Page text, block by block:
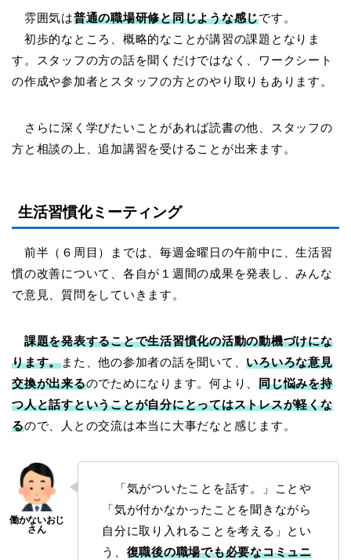
雰囲気は普通の職場研修と同じような感じです。
初歩的なところ、概略的なことが講習の課題となりま
す。スタッフの方の話を聞くだけではなく、ワークシート
の作成や参加者とスタッフの方とのやり取りもあります。
さらに深く学びたいことがあれば読書の他、スタッフの
方と相談の上、追加講習を受けることが出来ます。
生活習慣化ミーティング
前半（６周目）までは、毎週金曜日の午前中に、生活習
慣の改善について、各自が１週間の成果を発表し、みんな
で意見、質問をしていきます。
課題を発表することで生活習慣化の活動の動機づけにな
ります。また、他の参加者の話を聞いて、いろいろな意見
交換が出来るのでためになります。何より、同じ悩みを持
つ人と話すということが自分にとってはストレスが軽くな
るので、人との交流は本当に大事だなと感じます。
「気がついたことを話す。」ことや
「気が付かなかったことを聞きながら
自分に取り入れることを考える」とい
う、 復職後の職場でも必要なコミュニ